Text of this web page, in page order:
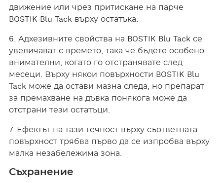
движение или чрез притискане на парче
BOSTIK Blu Tack върху остатъка.
6. Адхезивните свойства на BOSTIK Blu Tack се
увеличават с времето, така че бъдете особено
внимателни, когато го отстранявате след
месеци. Върху някои повърхности BOSTIK Blu
Tack може да остави мазна следа, но препарат
за премахване на дъвка понякога може да
отстрани тези остатъци.
7. Ефектът на тази течност върху съответната
повърхност трябва първо да се изпробва върху
малка незабележима зона.
Съхранение